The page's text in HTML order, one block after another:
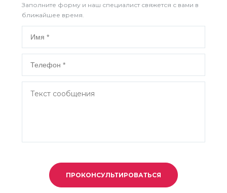
Заполните форму и наш специалист свяжется с вами в
ближайшее время.
ПРОКОНСУЛЬТИРОВАТЬСЯ